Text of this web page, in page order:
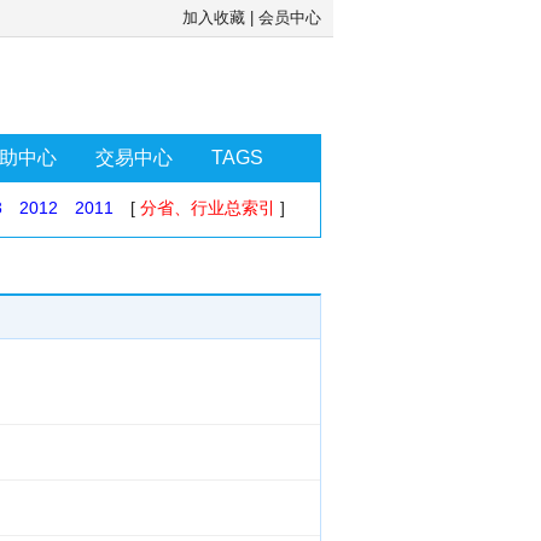
加入收藏 会员中心
中心 交易中心 TAGS
2012 2011 [ 分省、行业总索引 ]